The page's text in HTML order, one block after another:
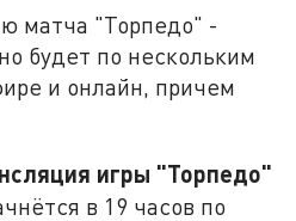
матча "Торпедо" -
будет по нескольким
и онлайн, причем
игры "Торпедо"
в 19 часов по